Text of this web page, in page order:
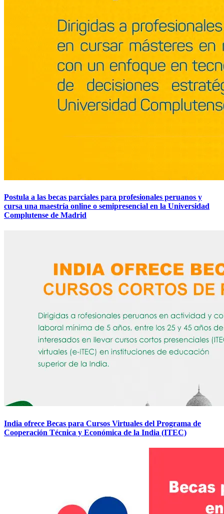
Postula a las becas parciales para profesionales peruanos y
cursa una maestría online o semipresencial en la Universidad
Complutense de Madrid
India ofrece Becas para Cursos Virtuales del Programa de
Cooperación Técnica y Económica de la India (ITEC)